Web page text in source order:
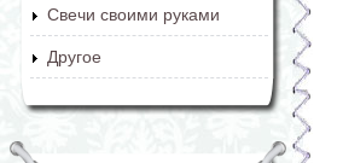
Свечи своими руками
Другое